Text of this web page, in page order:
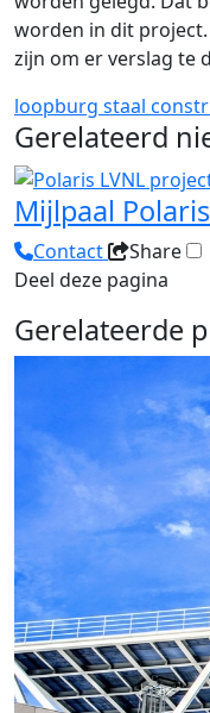
worden in dit
zijn om er verslag te
loopburg staal
Gerelateerd
Mijlpaal
Contact
Share
Deel deze pagina
Gerelateerde